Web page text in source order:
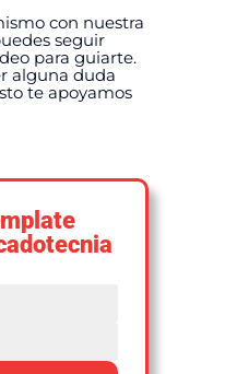
con nuestra
seguir
para guiarte.
alguna duda
te apoyamos